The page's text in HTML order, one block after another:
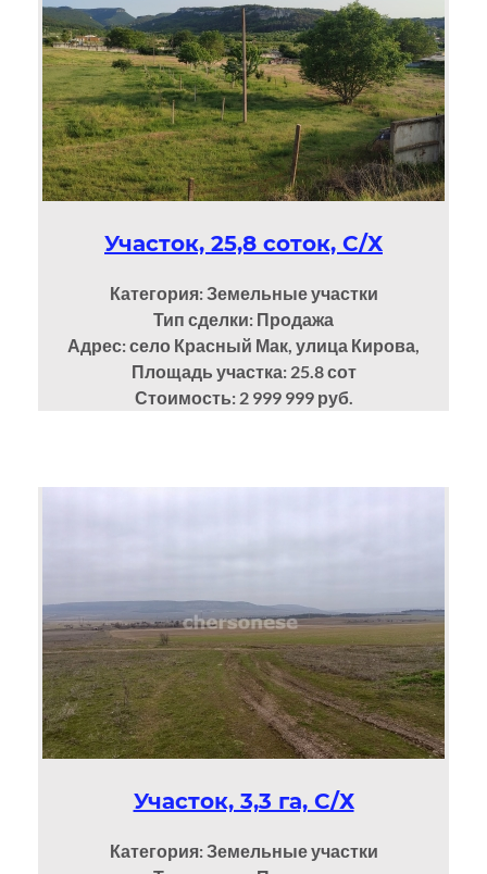
Участок, 25,8 соток, С/Х
Категория: Земельные участки
Тип сделки: Продажа
Адрес: село Красный Мак, улица Кирова,
Площадь участка: 25.8сот
Стоимость: 2 999 999 руб.
Участок, 3,3 га, С/Х
Категория: Земельные участки